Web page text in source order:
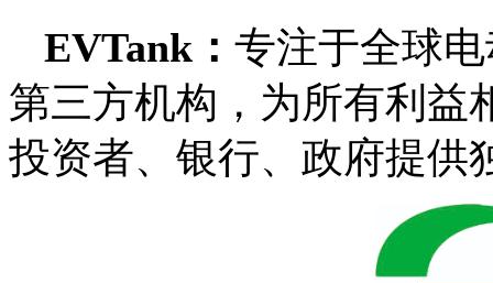
EVTank： 专注于全球
第三方机构，为所有利益
投资者、银行、政府提供